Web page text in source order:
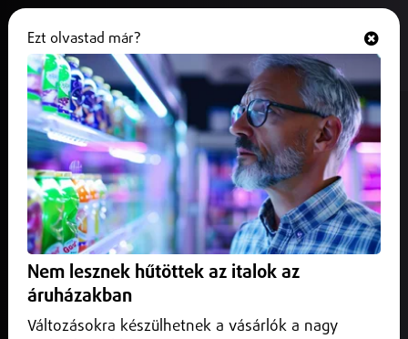
Újra toborz az akkugyár
2025. október 28.Debrecen
Újabb nagy toborzó kampányt indított a debreceni
akkugyár.
Ezt olvastad már?
Nem lesznek hűtöttek az italok az
áruházakban
Változásokra készülhetnek a vásárlók a nagy